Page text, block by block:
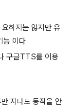
하지는 않지만 유
능 이다
구글TTS를 이용
지나도 동작을 안